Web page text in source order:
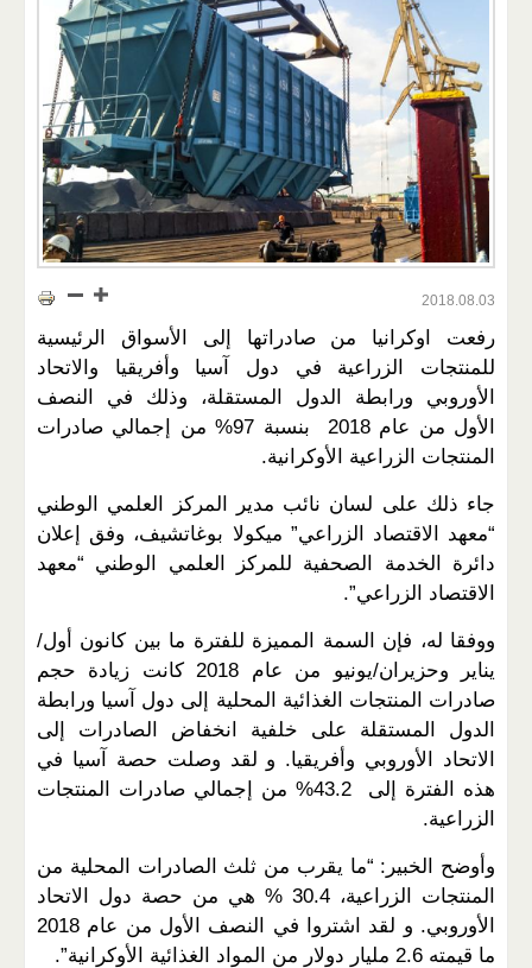
2018.08.03
رفعت اوكرانيا من صادراتها إلى الأسواق الرئيسية
للمنتجات الزراعية في دول آسيا وأفريقيا والاتحاد
الأوروبي ورابطة الدول المستقلة، وذلك في النصف
الأول من عام 2018 بنسبة 97% من إجمالي صادرات
المنتجات الزراعية الأوكرانية.
جاء ذلك على لسان نائب مدير المركز العلمي الوطني
“معهد الاقتصاد الزراعي” ميكولا بوغاتشيف، وفق إعلان
دائرة الخدمة الصحفية للمركز العلمي الوطني “معهد
الاقتصاد الزراعي”.
ووفقا له، فإن السمة المميزة للفترة ما بين كانون أول/
يناير وحزيران/يونيو من عام 2018 كانت زيادة حجم
صادرات المنتجات الغذائية المحلية إلى دول آسيا ورابطة
الدول المستقلة على خلفية انخفاض الصادرات إلى
الاتحاد الأوروبي وأفريقيا. و لقد وصلت حصة آسيا في
هذه الفترة إلى 43.2% من إجمالي صادرات المنتجات
الزراعية.
وأوضح الخبير: “ما يقرب من ثلث الصادرات المحلية من
المنتجات الزراعية، 30.4 % هي من حصة دول الاتحاد
الأوروبي. و لقد اشتروا في النصف الأول من عام 2018
ما قيمته 2.6 مليار دولار من المواد الغذائية الأوكرانية”.